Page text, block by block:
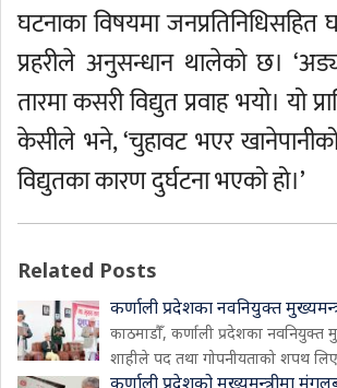
घटनाका विषयमा
प्रहरीले अनुसन्धान थालेको छ।
तारमा कसरी विद्युत प्रवाह भयो। यो
केसीले भने, ‘चुहावट भएर
विद्युतका कारण दुर्घटना भएको हो।’
Related Posts
कर्णाली प्रदेशका नवनियुक्त
काठमाडौँ, कर्णाली प्रदेशका नवनियुक्त
शाहीले पद तथा गोपनीयताको शपथ
कर्णाली प्रदेशको मुख्यमन्त्रीमा